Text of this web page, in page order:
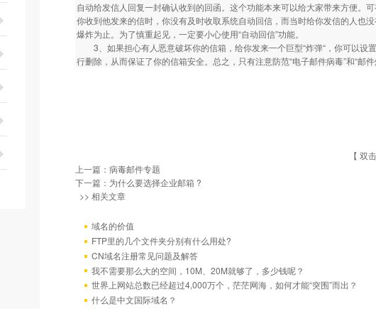
自动给发信人回复一封确认收到的回函。这个功能本来可以给大家带来方便。
你收到他发来的信时，你没有及时收取系统自动回信，而当时给你发信的人也
爆炸为止。为了慎重起见，一定要小心使用“自动回信”功能。
3、如果担心有人恶意破坏你的信箱，给你发来一个巨型“炸弹“，你可以设
行删除，从而保证了你的信箱安全。总之，只有注意防范“电子邮件病毒”和“邮
【 双
上一篇： 病毒邮件专题
下一篇： 为什么要选择企业邮箱 ?
>> 相关文章
域名的价值
FTP里的几个文件夹分别有什么用处?
CN域名注册常见问题及解答
我不需要那么大的空间，10M、20M就够了，多少钱呢？
世界上网站总数已经超过4,000万个，茫茫网海，如何才能“突围”而出？
什么是中文国际域名？